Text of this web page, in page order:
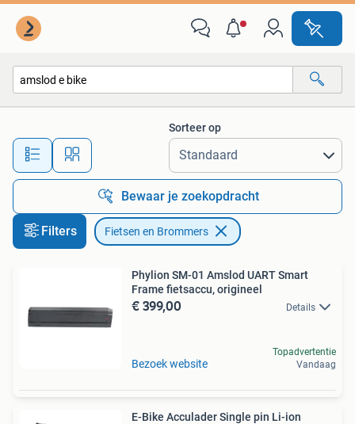
Alle afstanden…
Sorteer op
Bewaar je zoekopdracht
Filters Fietsen en Brommers
Phylion SM-01 Amslod UART Smart
Frame fietsaccu, origineel
€ 399,00 Details
Bezoek website
Topadvertentie
Vandaag
E-Bike Acculader Single pin Li-ion